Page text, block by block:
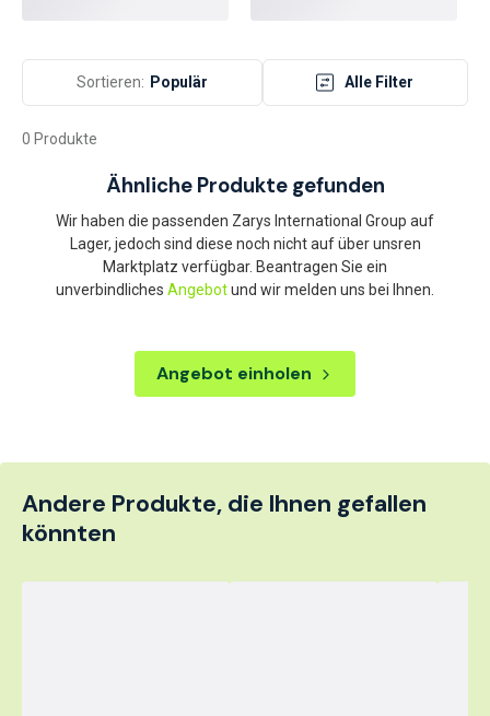
Sortieren: Populär Alle Filter
0 Produkte
Ähnliche Produkte gefunden
Wir haben die passenden Zarys International Group auf
Lager, jedoch sind diese noch nicht auf über unsren
Marktplatz verfügbar. Beantragen Sie ein
unverbindliches Angebotund wir melden uns bei Ihnen.
Angebot einholen
Andere Produkte, die Ihnen gefallen
könnten